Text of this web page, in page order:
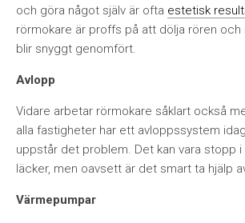
och göra något själv är ofta estetisk
rörmokare är proffs på att dölja rören
blir snyggt genomfört.
Avlopp
Vidare arbetar rörmokare såklart också
alla fastigheter har ett avloppssystem
uppstår det problem. Det kan vara stopp
läcker, men oavsett är det smart ta hjälp
Värmepumpar